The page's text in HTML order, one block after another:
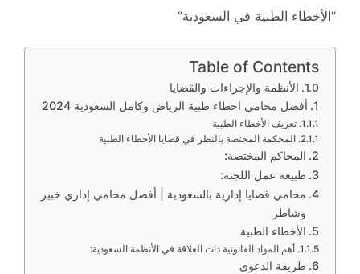
“الأخطاء الطبية في السعودية”
Table of Contents
الأنظمة والإجراءات والقضايا
أفضل محامي اخطاء طبية الرياض وكامل السعودية 2024
تعريف الأخطاء الطبية
المحكمة المختصة بالنظر في قضايا الأخطاء الطبية
المحاكم المختصة:
طبيعة عمل اللجنة:
محامي قضايا إدارية بالسعودية | أفضل محامي إداري خبير
وشاطر
الأخطاء الطبية
أهم المواد القانونية ذات العلاقة في الأنظمة السعودية:
طريقة الدعوى